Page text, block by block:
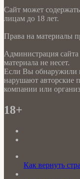
Сайт может
лицам до 18 лет.
Права на материалы
Администрация сайта
материала не несет.
Если Вы обнаружили
нарушают авторские
компании или
18+
Как вернуть